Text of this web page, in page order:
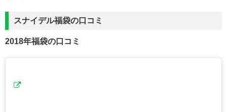
スナイデル福袋の口コミ
2018年福袋の口コミ